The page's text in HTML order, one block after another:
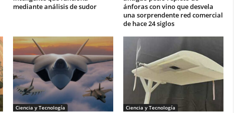
mediante análisis de sudor
ánforas con vino que desvela
una sorprendente red comercial
de hace 24 siglos
Ciencia y Tecnología Ciencia y Tecnología